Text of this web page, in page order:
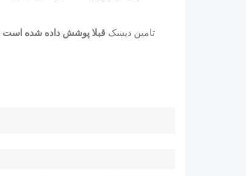
تامین دیسک قبلا پوشش داده شده است